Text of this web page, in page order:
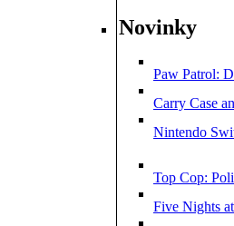
Novinky
Paw Patrol:
Carry Case
Nintendo
Top Cop:
Five Nights